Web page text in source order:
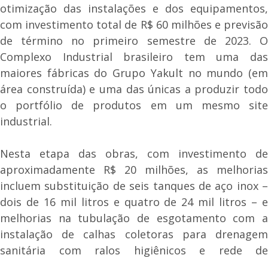
otimização das instalações e dos equipamentos,
com investimento total de R$ 60 milhões e previsão
de término no primeiro semestre de 2023. O
Complexo Industrial brasileiro tem uma das
maiores fábricas do Grupo Yakult no mundo (em
área construída) e uma das únicas a produzir todo
o portfólio de produtos em um mesmo site
industrial.
Nesta etapa das obras, com investimento de
aproximadamente R$ 20 milhões, as melhorias
incluem substituição de seis tanques de aço inox –
dois de 16 mil litros e quatro de 24 mil litros – e
melhorias na tubulação de esgotamento com a
instalação de calhas coletoras para drenagem
sanitária com ralos higiênicos e rede de